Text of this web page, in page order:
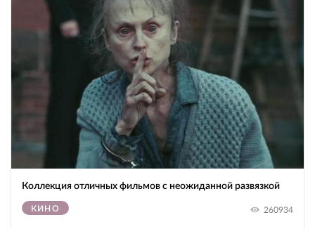
Коллекция отличных фильмов с неожиданной развязкой
КИНО 260934